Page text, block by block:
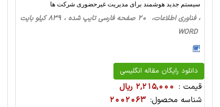
سیستم جدید هوشمند برای مدیریت غیرحضوری شرکت ها
، فناوری اطلاعات، 20 صفحه فارسی تایپ شده ، 839 کیلو بایت
WORD
دانلود رایگان مقاله انگلیسی
قیمت : 2,215,000 ریال
شناسه محصول: 2002063